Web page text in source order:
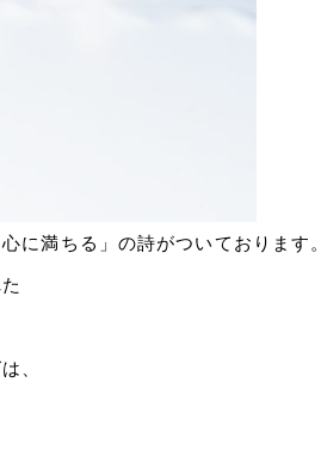
に満ちる」の詩がついております。
、